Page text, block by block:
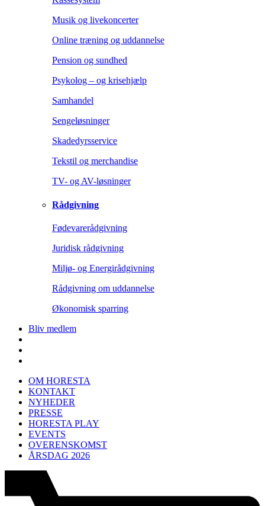
Musik og livekoncerter
Online træning og uddannelse
Pension og sundhed
Psykolog – og krisehjælp
Samhandel
Sengeløsninger
Skadedyrsservice
Tekstil og merchandise
TV- og AV-løsninger
Rådgivning
Fødevarerådgivning
Juridisk rådgivning
Miljø- og Energirådgivning
Rådgivning om uddannelse
Økonomisk sparring
Bliv medlem
OM HORESTA
KONTAKT
NYHEDER
PRESSE
HORESTA PLAY
EVENTS
OVERENSKOMST
ÅRSDAG 2026